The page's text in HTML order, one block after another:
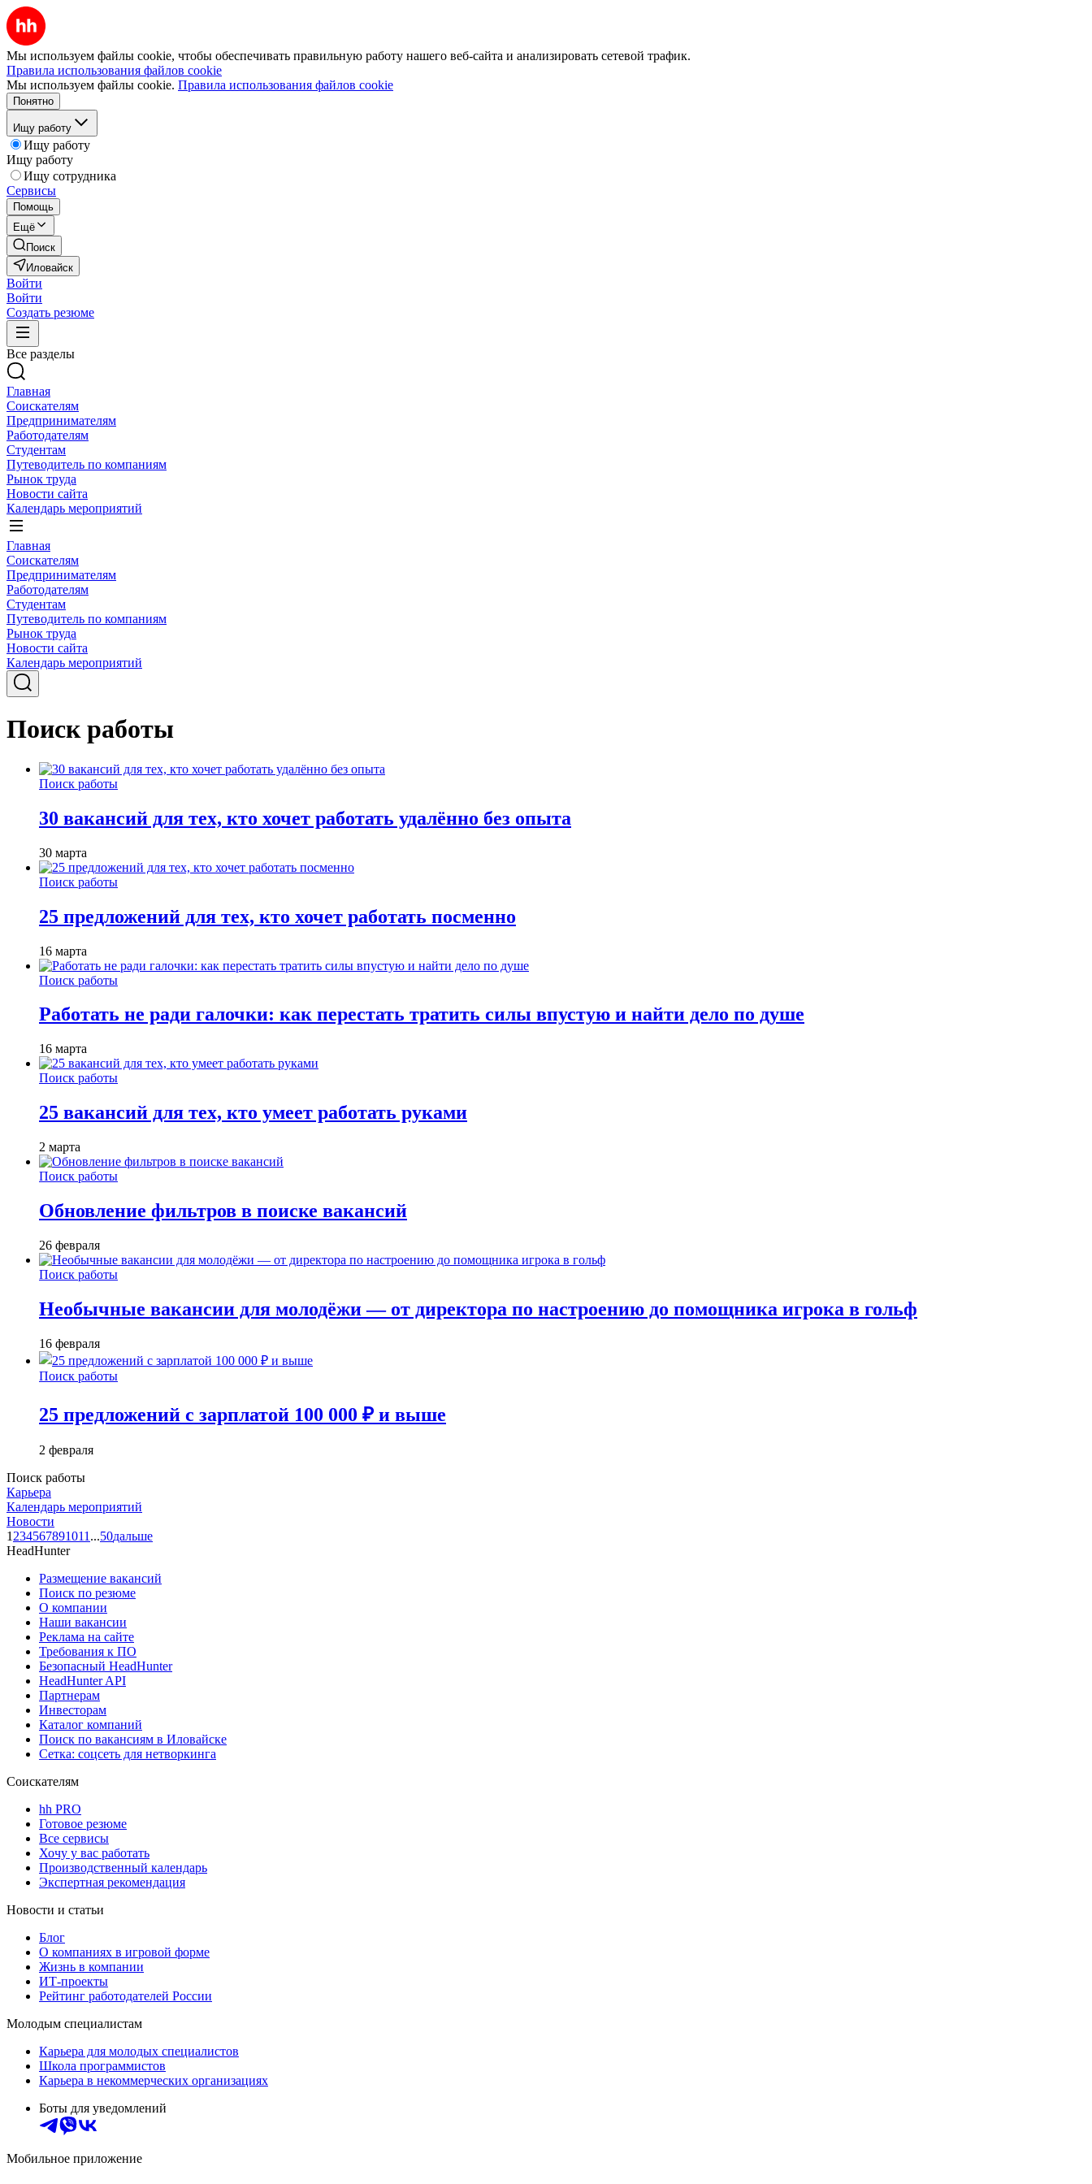
Мы используем файлы cookie, чтобы обеспечивать правильную работу нашего веб-сайта и анализировать сетевой трафик.
Правила использования файлов cookie
Мы используем файлы cookie. Правила использования файлов cookie
Понятно
Ищу работу
Ищу работу
Ищу работу
Ищу сотрудника
Сервисы
Помощь
Ещё
Поиск
Иловайск
Войти
Войти
Создать резюме
Все разделы
Главная
Соискателям
Предпринимателям
Работодателям
Студентам
Путеводитель по компаниям
Рынок труда
Новости сайта
Календарь мероприятий
Главная
Соискателям
Предпринимателям
Работодателям
Студентам
Путеводитель по компаниям
Рынок труда
Новости сайта
Календарь мероприятий
Поиск работы
Поиск работы
30 вакансий для тех, кто хочет работать удалённо без опыта
30 марта
Поиск работы
25 предложений для тех, кто хочет работать посменно
16 марта
Поиск работы
Работать не ради галочки: как перестать тратить силы впустую и найти дело по душе
16 марта
Поиск работы
25 вакансий для тех, кто умеет работать руками
2 марта
Поиск работы
Обновление фильтров в поиске вакансий
26 февраля
Поиск работы
Необычные вакансии для молодёжи — от директора по настроению до помощника игрока в гольф
16 февраля
Поиск работы
25 предложений с зарплатой 100 000 ₽ и выше
2 февраля
Поиск работы
Карьера
Календарь мероприятий
Новости
1 234567891011 ...50дальше
HeadHunter
Размещение вакансий
Поиск по резюме
О компании
Наши вакансии
Реклама на сайте
Требования к ПО
Безопасный HeadHunter
HeadHunter API
Партнерам
Инвесторам
Каталог компаний
Поиск по вакансиям в Иловайске
Сетка: соцсеть для нетворкинга
Соискателям
hh PRO
Готовое резюме
Все сервисы
Хочу у вас работать
Производственный календарь
Экспертная рекомендация
Новости и статьи
Блог
О компаниях в игровой форме
Жизнь в компании
ИТ-проекты
Рейтинг работодателей России
Молодым специалистам
Карьера для молодых специалистов
Школа программистов
Карьера в некоммерческих организациях
Боты для уведомлений
Мобильное приложение